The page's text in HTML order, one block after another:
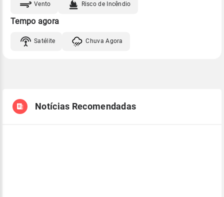
Vento Risco de Incêndio
Tempo agora
Satélite Chuva Agora
Notícias Recomendadas